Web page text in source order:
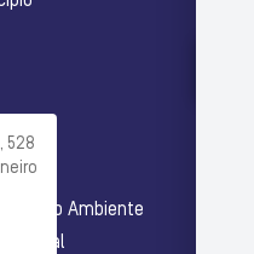
528
e Meio Ambiente
Social